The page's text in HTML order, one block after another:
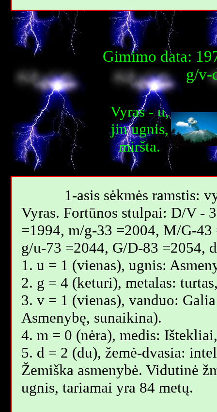
Gimimo data:
g/v-
Vyras - u,
jin ugnis,
miršta.
1-asis sėkmės ramstis:
Vyras. Fortūnos stulpai: D/V -
=1994, m/g-33 =2004, M/G-
g/u-73 =2044, G/D-83 =2054,
1. u = 1 (vienas), ugnis:
2. g = 4 (keturi), metalas:
3. v = 1 (vienas), vanduo:
Asmenybę, sunaikina).
4. m = 0 (nėra), medis:
5. d = 2 (du), žemė-dvasia:
Žemiška asmenybė. Vidutinė
ugnis, tariamai yra 84 metų.